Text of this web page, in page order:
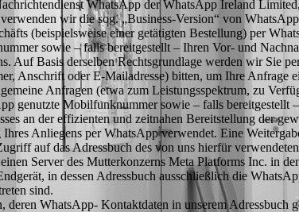
WhatsApp der WhatsApp Ireland
wir die sog. „Business-Version“ von
(beispielsweise einer getätigten Bestellung) per
sowie – falls bereitgestellt – Ihren Vor- und
Auf Basis derselben Rechtsgrundlage werden wir Sie
Anschrift oder E-Mailadresse) bitten, um Ihre Anfrage
Anfragen (etwa zum Leistungsspektrum, zu
genutzte Mobilfunknummer sowie – falls bereitgestellt
an der effizienten und zeitnahen Bereitstellung der
Anliegens per WhatsApp verwendet. Eine
auf das Adressbuch des von uns hierfür
Server des Mutterkonzerns Meta Platforms Inc. in
in dessen Adressbuch ausschließlich die
sind.
deren WhatsApp- Kontaktdaten in unserem Adressbuch